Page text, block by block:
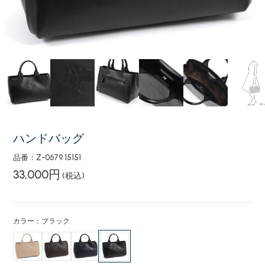
ハンドバッグ
品番：Z-0679 15151
33,000円 (税込)
カラー：ブラック